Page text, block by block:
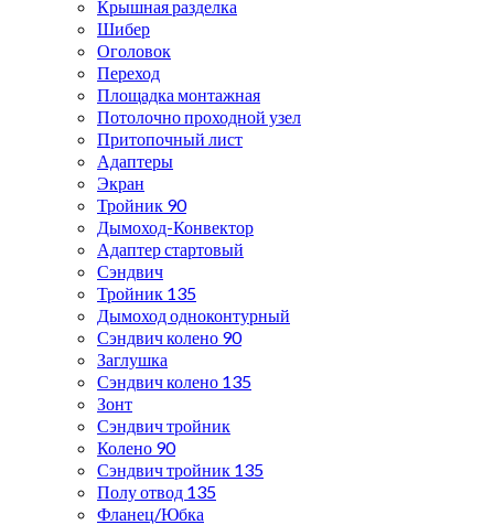
Крышная разделка
Шибер
Оголовок
Переход
Площадка монтажная
Потолочно проходной узел
Притопочный лист
Адаптеры
Экран
Тройник 90
Дымоход-Конвектор
Адаптер стартовый
Сэндвич
Тройник 135
Дымоход одноконтурный
Сэндвич колено 90
Заглушка
Сэндвич колено 135
Зонт
Сэндвич тройник
Колено 90
Сэндвич тройник 135
Полу отвод 135
Фланец/Юбка